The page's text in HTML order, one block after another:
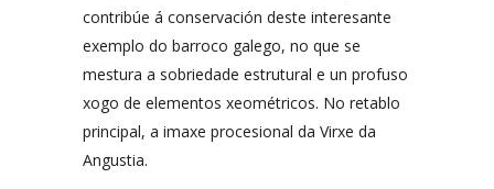
contribúe á conservación deste interesante
exemplo do barroco galego, no que se
mestura a sobriedade estrutural e un profuso
xogo de elementos xeométricos. No retablo
principal, a imaxe procesional da Virxe da
Angustia.